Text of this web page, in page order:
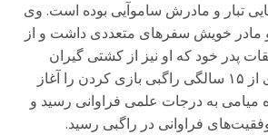
تبار و مادرش ساموآیی بوده است. وی
مادر خویش سفرهای متعددی داشت و از
پدر خود که او نیز از کشتی گیران
مشهور بود می‌شد. وی از ۱۵ سالگی راگبی بازی کردن را آغاز
میامی به درجات علمی فراوانی رسید و
فراوانی در راگبی رسید.